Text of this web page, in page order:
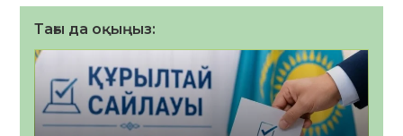
Тағы да оқыңыз: